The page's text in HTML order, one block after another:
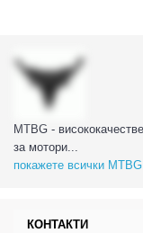
MTBG -
за мотори...
покажете всички
КОНТАКТИ